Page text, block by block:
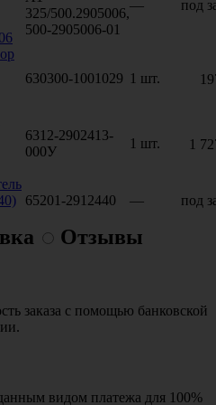
325/500.2905006,
500-2905006-01
— под
630300-1001029 1 шт.
6312-2902413-
000У
1 шт. 1
65201-2912440 — под
Отзывы
заказа с помощью банковской
видом платежа для 100%